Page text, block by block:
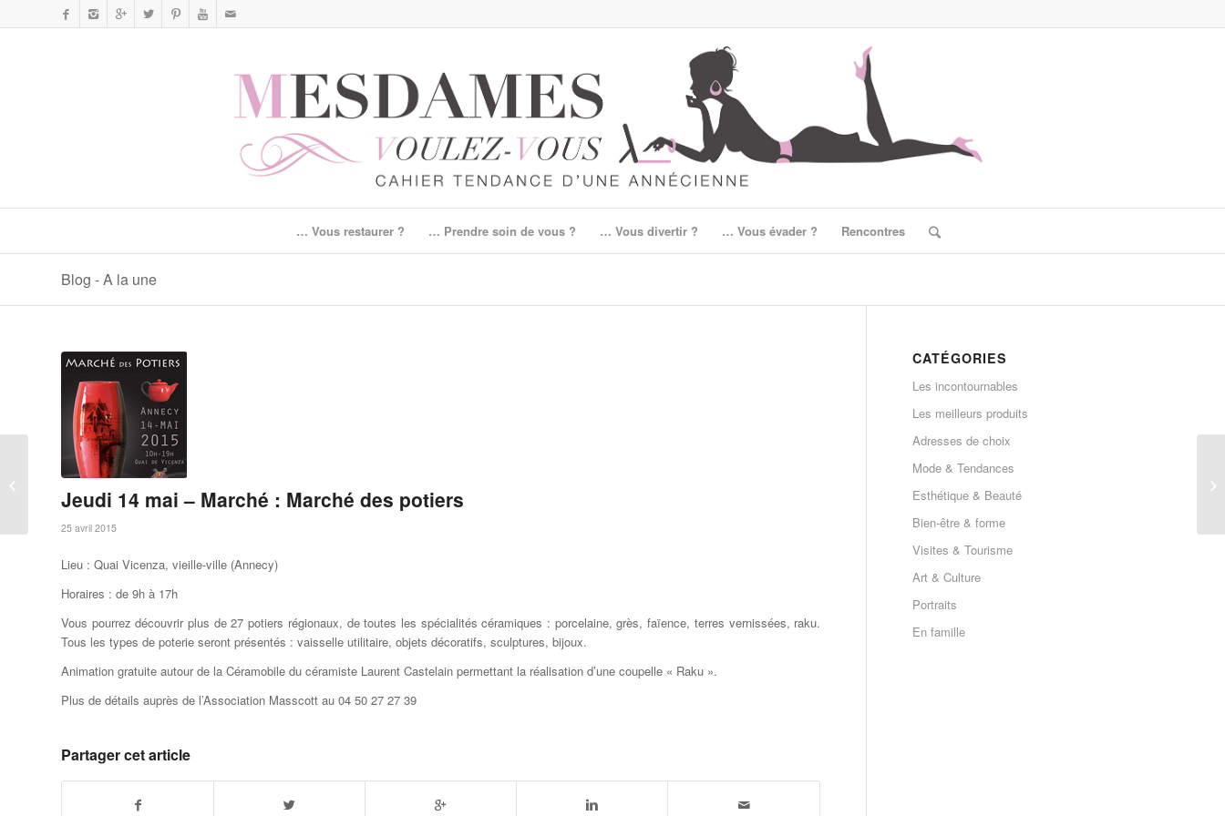
… Vous restaurer ? … Prendre soin de vous ? … Vous divertir ? … Vous évader ? Rencontres
Blog - A la une
Jeudi 14 mai – Marché : Marché des potiers
25 avril 2015
Lieu : Quai Vicenza, vieille-ville (Annecy)
Horaires : de 9h à 17h
Vous pourrez découvrir plus de 27 potiers régionaux, de toutes les spécialités céramiques : porcelaine, grès, faïence, terres vernissées, raku.
Tous les types de poterie seront présentés : vaisselle utilitaire, objets décoratifs, sculptures, bijoux.
Animation gratuite autour de la Céramobile du céramiste Laurent Castelain permettant la réalisation d’une coupelle « Raku ».
Plus de détails auprès de l’Association Masscott au 04 50 27 27 39
Partager cet article
CATÉGORIES
Les incontournables
Les meilleurs produits
Adresses de choix
Mode & Tendances
Esthétique & Beauté
Bien-être & forme
Visites & Tourisme
Art & Culture
Portraits
En famille
Samedi 8 mai – Vide
Grenier de printemps